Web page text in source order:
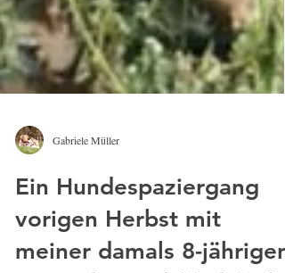
Gabriele Müller